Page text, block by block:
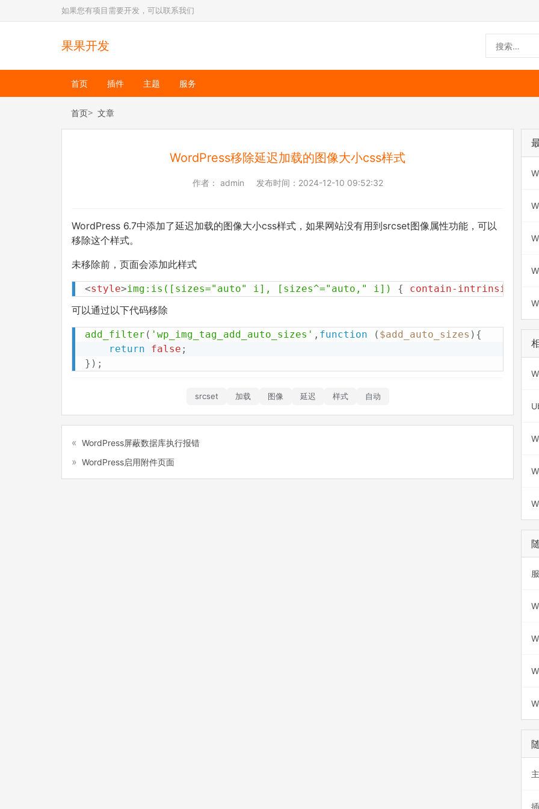
如果您有项目需要开发，可以联系我们
果果开发
首页 插件 主题 服务
首页 文章
WordPress移除延迟加载的图像大小css样式
作者： admin 发布时间： 2024-12-10 09:52:32
WordPress 6.7中添加了延迟加载的图像大小css样式，如果网站没有用到srcset图像属性功能，可以
移除这个样式。
未移除前，页面会添加此样式
<style>img :is ([sizes="auto" i], [sizes^="auto," i]) { contain-intrinsic-
可以通过以下代码移除
add_filter ( 'wp_img_tag_add_auto_sizes' , function ( $add_auto_sizes ) {
return
false ;
} ) ;
srcset 加载 图像 延迟 样式 自动
WordPress屏蔽数据库执行报错
WordPress启用附件页面